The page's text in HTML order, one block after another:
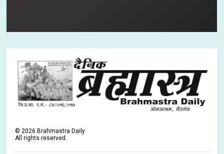
©2026 Brahmastra Daily
All rights reserved.